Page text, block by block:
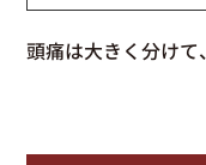
頭痛は大きく分けて